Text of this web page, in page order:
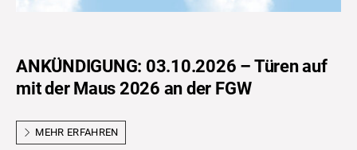
ANKÜNDIGUNG: 03.10.2026 – Türen auf
mit der Maus 2026 an der FGW
MEHR ERFAHREN